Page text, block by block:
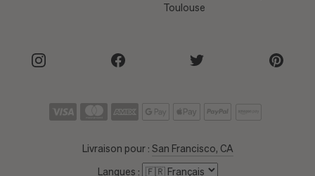
Toulouse
Livraison pour : San Francisco, CA
Langues :